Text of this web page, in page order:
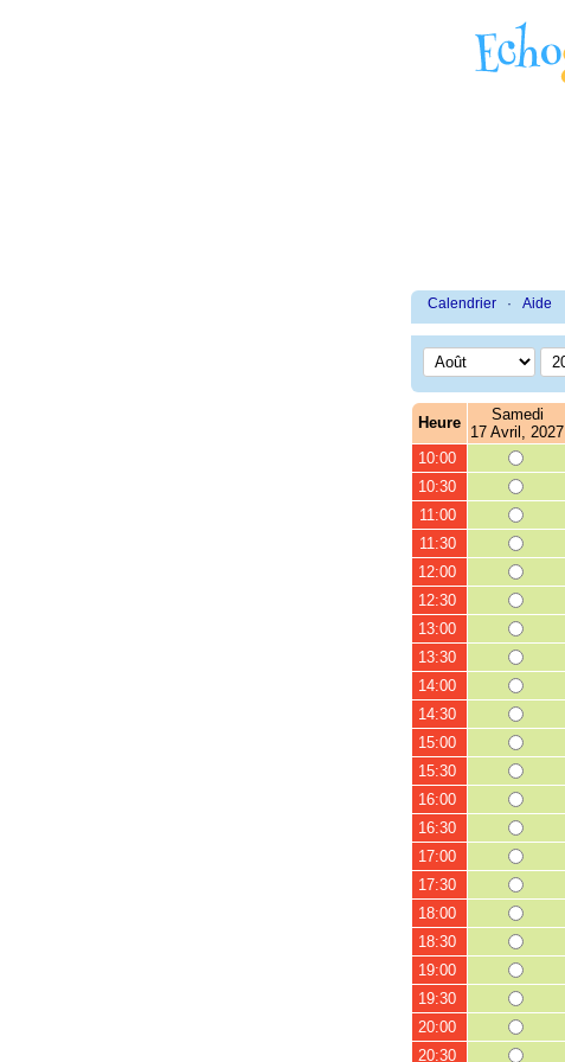
Calendrier · Aide
Heure
Samedi
17 Avril, 2027
10:00
10:30
11:00
11:30
12:00
12:30
13:00
13:30
14:00
14:30
15:00
15:30
16:00
16:30
17:00
17:30
18:00
18:30
19:00
19:30
20:00
20:30